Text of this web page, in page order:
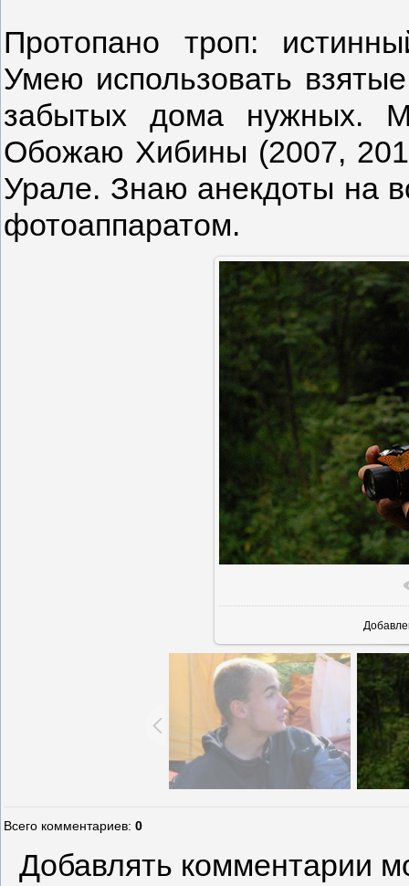
Протопано троп:
Умею использовать
забытых дома нужных.
Обожаю Хибины (2007,
Урале. Знаю анекдоты на
фотоаппаратом.
Всего комментариев: 0
Добавлять комментарии